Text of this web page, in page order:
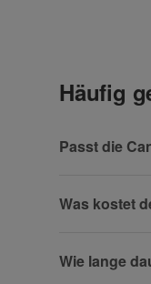
Häufig
Passt die
Was kostet
Wie lange